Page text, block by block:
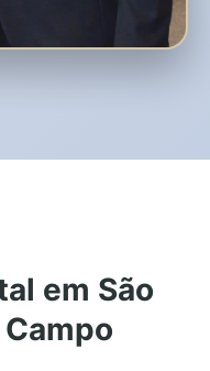
em São